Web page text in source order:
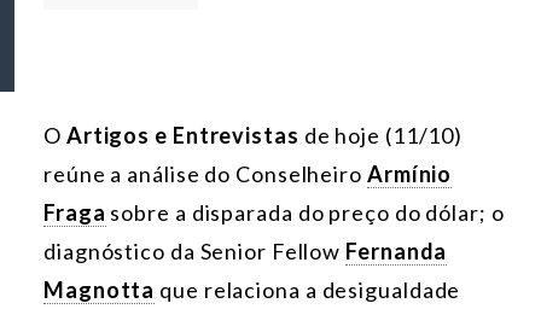
O Artigos e Entrevistas de hoje (11/10)
reúne a análise do Conselheiro Armínio
Fraga sobre a disparada do preço do dólar; o
diagnóstico da Senior Fellow Fernanda
Magnotta que relaciona a desigualdade